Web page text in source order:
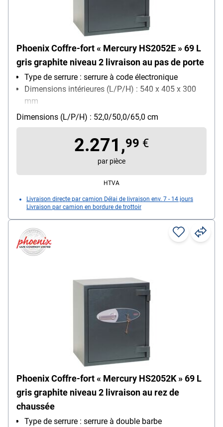
Phoenix Coffre-fort « Mercury HS2052E » 69 L
gris graphite niveau 2 livraison au pas de porte
Type de serrure : serrure à code électronique
Dimensions intérieures (L/P/H) : 540 x 405 x 300
mm
Fixation : fixation au sol
Verrouillage : 3 Seiten
Dimensions (L/P/H) : 52,0/50,0/65,0 cm
2.271,99 €
par pièce
HTVA
Livraison directe par camion Délai de livraison env. 7 - 14 jours
Livraison par camion en bordure de trottoir
Phoenix Coffre-fort « Mercury HS2052K » 69 L
gris graphite niveau 2 livraison au rez de
chaussée
Type de serrure : serrure à double barbe